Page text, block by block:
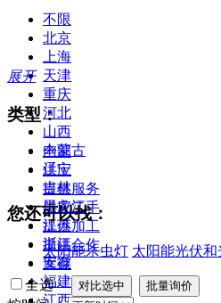
不限
北京
上海
天津
重庆
河北
山西
内蒙古
辽宁
吉林
黑龙江
江苏
浙江
安徽
福建
江西
展开
类型：
全部
供应
提供服务
供应二手
提供加工
提供合作
库存
您还可以找：
太阳能杀虫灯 太阳能光伏和
全选